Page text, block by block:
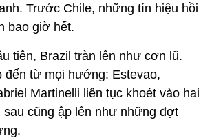
Trước Chile, những tín hiệu hồi
bao giờ hết.
tiên, Brazil tràn lên như cơn lũ.
đến từ mọi hướng: Estevao,
Martinelli liên tục khoét vào hai
sau cũng ập lên như những đợt